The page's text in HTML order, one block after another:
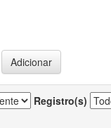
Registro(s)